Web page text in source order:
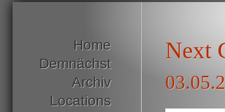
Next
Home
Demnächst
Archiv
Locations